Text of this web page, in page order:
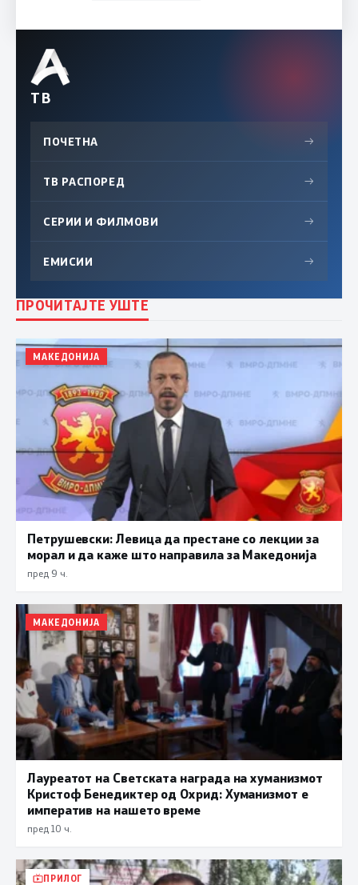
ТВ
ПОЧЕТНА →
ТВ РАСПОРЕД →
СЕРИИ И ФИЛМОВИ →
ЕМИСИИ →
ПРОЧИТАЈТЕ УШТЕ
МАКЕДОНИЈА
Петрушевски: Левица да престане со лекции за
морал и да каже што направила за Македонија
пред 9 ч.
МАКЕДОНИЈА
Лауреатот на Светската награда на хуманизмот
Кристоф Бенедиктер од Охрид: Хуманизмот е
императив на нашето време
пред 10 ч.
ПРИЛОГ